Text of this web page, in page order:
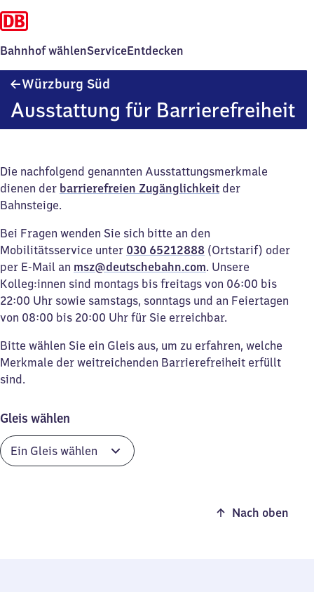
Bahnhof wählenServiceEntdecken
Würzburg Süd
Ausstattung für Barrierefreiheit
Die nachfolgend genannten Ausstattungsmerkmale
dienen der barrierefreien Zugänglichkeit der
Bahnsteige.
Bei Fragen wenden Sie sich bitte an den
Mobilitätsservice unter 030 65212888 (Ortstarif) oder
per E-Mail an msz@deutschebahn.com. Unsere
Kolleg:innen sind montags bis freitags von 06:00 bis
22:00 Uhr sowie samstags, sonntags und an Feiertagen
von 08:00 bis 20:00 Uhr für Sie erreichbar.
Bitte wählen Sie ein Gleis aus, um zu erfahren, welche
Merkmale der weitreichenden Barrierefreiheit erfüllt
sind.
Gleis wählen
Nach oben